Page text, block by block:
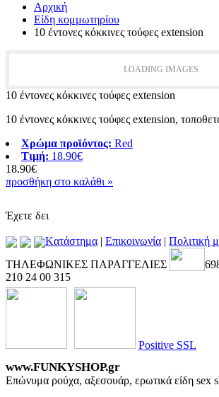
Αρχική
Είδη κομμωτηρίου
10 έντονες κόκκινες τούφες extension
LOADING IMAGES
10 έντονες κόκκινες τούφες extension
10 έντονες κόκκινες τούφες extension,
Χρώμα προϊόντος: Red
Τιμή: 18.90€
18.90€
προσθήκη στο καλάθι »
Έχετε δει
Kατάστημα | Επικοινωνία | Πολιτική
ΤΗΛΕΦΩΝΙΚΕΣ ΠΑΡΑΓΓΕΛΙΕΣ
210 24 00 315
Positive SSL
www.FUNKYSHOP.gr
Επώνυμα ρούχα, αξεσουάρ, ερωτικά είδη sex